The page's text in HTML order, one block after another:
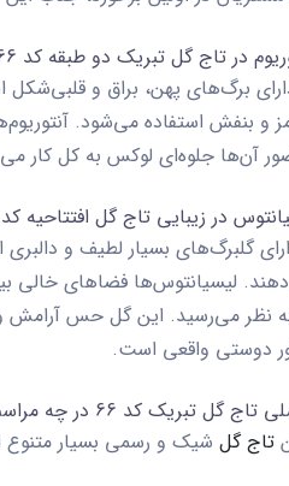
در تاج گل تبریک دو طبقه کد 66 استفاده می‌شود؟
دارای برگ‌های پهن، براق و
قرمز و بنفش استفاده می‌شود.
آن‌ها جلوه‌ای لوکس به کل کار
در زیبایی تاج گل افتتاحیه کد 66 چیست؟
گلبرگ‌های بسیار لطیف و
لیسیانتوس‌ها فضاهای خالی
نظر می‌رسید. این گل حس آرامش و
دوستی واقعی است.
تبریک کد 66 در چه مراسم‌هایی است؟
تاج گل شیک و رسمی بسیار